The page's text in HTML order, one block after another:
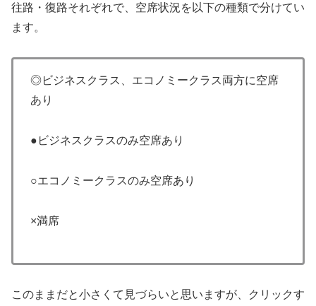
往路・復路それぞれで、空席状況を以下の種類で分けてい
ます。
◎ビジネスクラス、エコノミークラス両方に空席
あり
●ビジネスクラスのみ空席あり
○エコノミークラスのみ空席あり
×満席
このままだと小さくて見づらいと思いますが、クリックす